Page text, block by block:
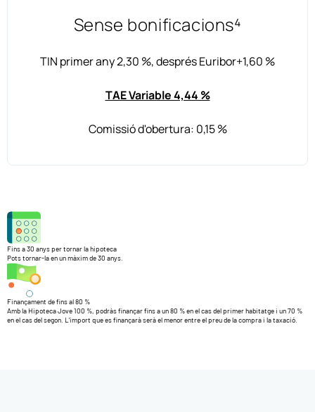
Sense bonificacions⁴
TIN primer any 2,30 %, després Euribor+1,60 %
TAE Variable 4,44 %
Comissió d'obertura: 0,15 %
Fins a 30 anys per tornar la hipoteca
Pots tornar-la en un màxim de 30 anys.
Finançament de fins al 80 %
Amb la Hipoteca Jove 100 %, podràs finançar fins a un 80 % en el cas del primer habitatge i un 70 %
en el cas del segon. L’import que es finançarà serà el menor entre el preu de la compra i la taxació.